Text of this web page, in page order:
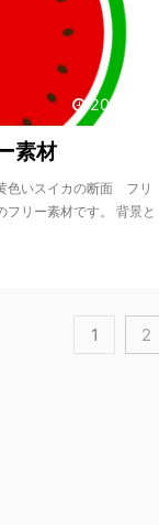
2020/9/17
素材
色いスイカの断面 フリ
フリー素材です。 背景と
1 2